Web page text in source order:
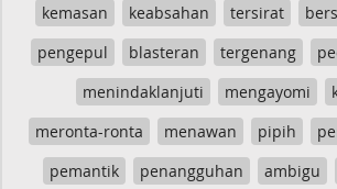
kemasan
keabsahan tersirat
pengepul
blasteran tergenang
menindaklanjuti
mengayomi
meronta-ronta
menawan pipih
pemantik
penangguhan ambigu